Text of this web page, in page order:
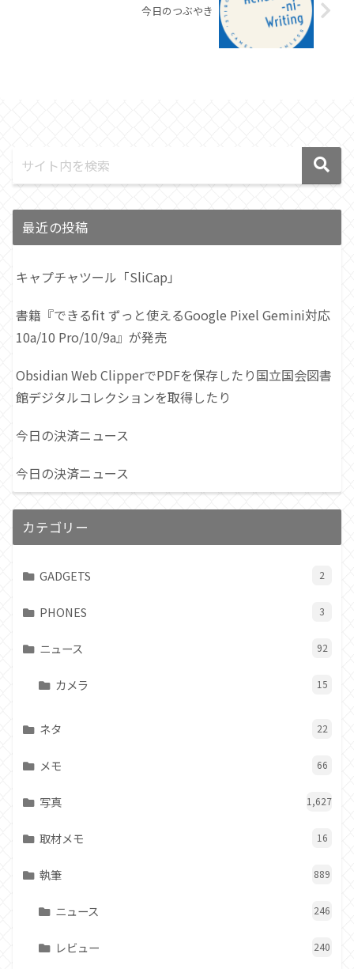
今日のつぶやき
最近の投稿
キャプチャツール「SliCap」
書籍『できるfit ずっと使えるGoogle Pixel Gemini対応
10a/10 Pro/10/9a』が発売
Obsidian Web ClipperでPDFを保存したり国立国会図書
館デジタルコレクションを取得したり
今日の決済ニュース
今日の決済ニュース
カテゴリー
GADGETS 2
PHONES 3
ニュース 92
カメラ 15
ネタ 22
メモ 66
写真 1,627
取材メモ 16
執筆 889
ニュース 246
レビュー 240